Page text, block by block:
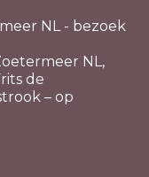
NL - bezoek
NL,
de
– op